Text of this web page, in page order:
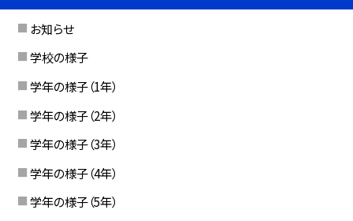
お知らせ
学校の様子
学年の様子（1年）
学年の様子（2年）
学年の様子（3年）
学年の様子（4年）
学年の様子（5年）